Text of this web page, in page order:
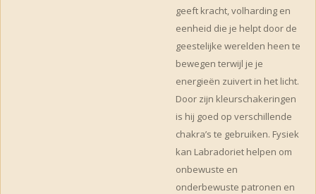
geeft kracht, volharding en
eenheid die je helpt door de
geestelijke werelden heen te
bewegen terwijl je je
energieën zuivert in het licht.
Door zijn kleurschakeringen
is hij goed op verschillende
chakra’s te gebruiken. Fysiek
kan Labradoriet helpen om
onbewuste en
onderbewuste patronen en